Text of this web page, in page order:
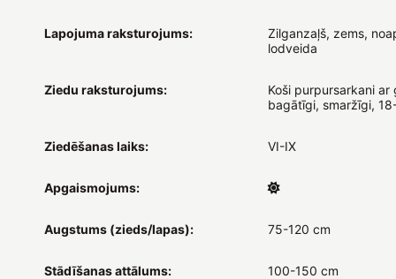
Lapojuma raksturojums:
Zilganzaļš, zems,
lodveida
Ziedu raksturojums:
Koši purpursarkani ar
bagātīgi, smaržīgi,
Ziedēšanas laiks: VI-IX
Apgaismojums:
Augstums (zieds/lapas): 75-120 cm
Stādīšanas attālums: 100-150 cm